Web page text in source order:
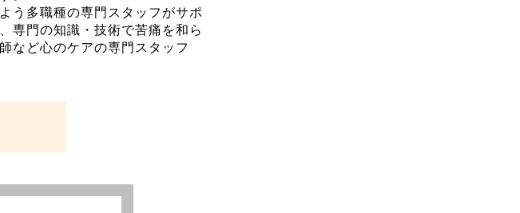
う多職種の専門スタッフがサポ
専門の知識・技術で苦痛を和ら
など心のケアの専門スタッフ